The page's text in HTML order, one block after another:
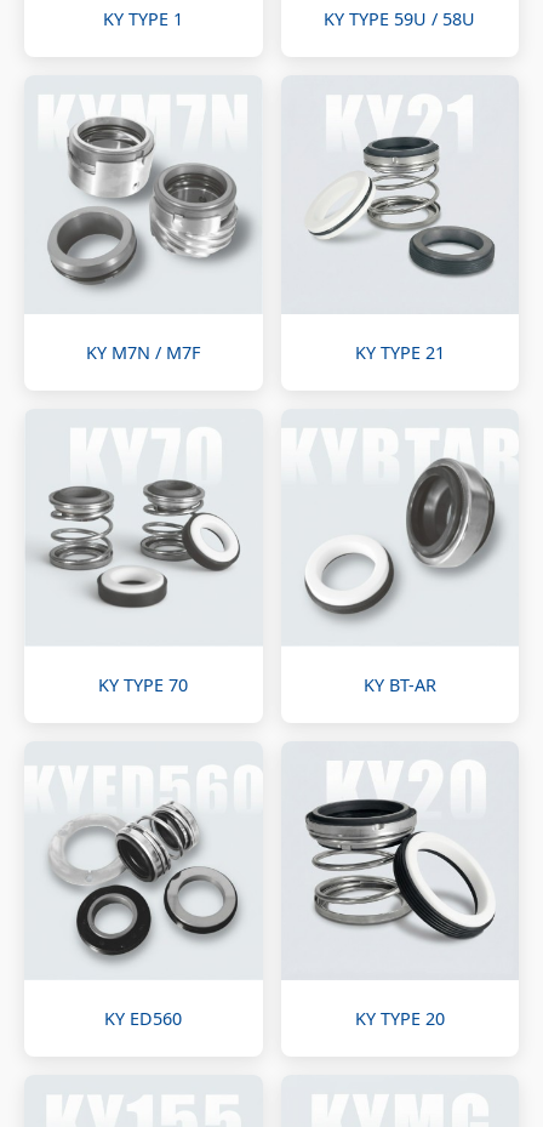
KY TYPE 1 KY TYPE 59U / 58U
KY M7N / M7F KY TYPE 21
KY TYPE 70 KY BT-AR
KY ED560 KY TYPE 20